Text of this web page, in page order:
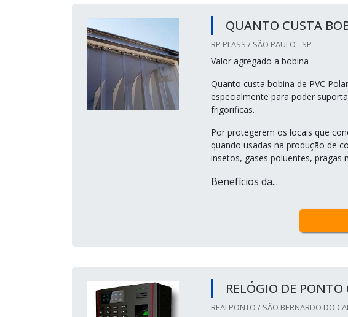
QUANTO CUSTA
RP PLASS / SÃO PAULO - SP
Valor agregado a bobina
Quanto custa bobina de PVC
especialmente para poder
frigorificas.
Por protegerem os locais que
quando usadas na produção de
insetos, gases poluentes, pragas
Benefícios da...
RELÓGIO DE
REALPONTO / SÃO BERNARDO DO